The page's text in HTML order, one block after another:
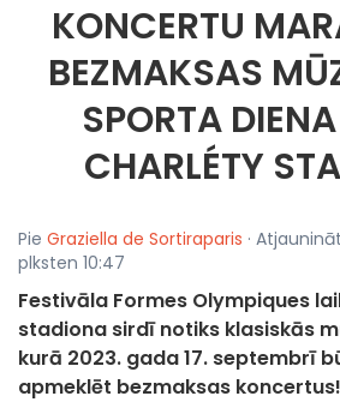
KONCERTU
BEZMAKSAS
SPORTA
CHARLÉTY
Pie Graziella de Sortiraparis ·
plksten 10:47
Festivāla Formes Olympiques
stadiona sirdī notiks klasiskās
kurā 2023. gada 17. septembrī
apmeklēt bezmaksas koncertus!